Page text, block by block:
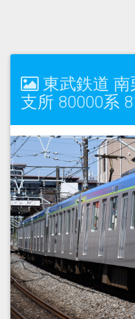
東武鉄道
支所 80000系